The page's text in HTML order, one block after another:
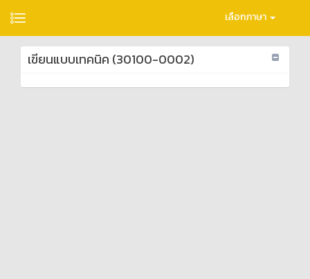
เลือกภาษา
เขียนแบบเทคนิค (30100-0002)